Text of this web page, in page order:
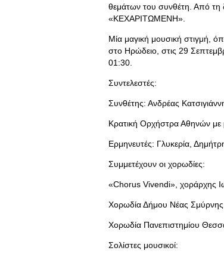
θεμάτων του συνθέτη. Από τη
«ΚΕΧΑΡΙΤΩΜΕΝΗ».
Μία μαγική μουσική στιγμή,
στο Ηρώδειο, στις 29
01:30.
Συντελεστές:
Συνθέτης: Ανδρέας
Κρατική Ορχήστρα Αθηνών
Ερμηνευτές: Γλυκερία,
Συμμετέχουν οι χορωδίες:
«Chorus Vivendi», χοράρχης
Χορωδία Δήμου Νέας
Χορωδία Πανεπιστημίου
Σολίστες μουσικοί: